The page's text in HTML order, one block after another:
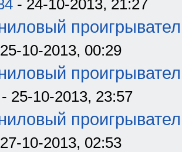
- 24-10-2013, 21:27
10-2013, 00:29
- 25-10-2013, 23:57
10-2013, 02:53